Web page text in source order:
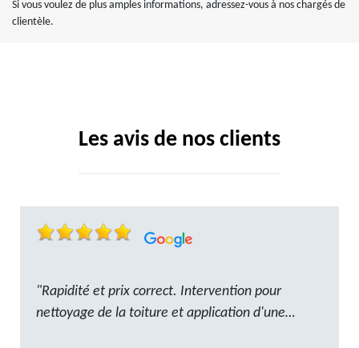
Si vous voulez de plus amples informations, adressez-vous à nos chargés de
clientèle.
Les avis de nos clients
"Rapidité et prix correct. Intervention pour
nettoyage de la toiture et application d'une